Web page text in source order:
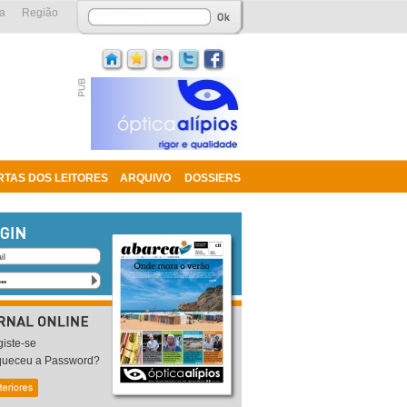
DOS LEITORES ARQUIVO DOSSIERS
Região
se
a Password?